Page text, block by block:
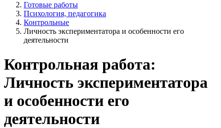
Готовые работы
Психология, педагогика
Контрольные
Личность экспериментатора и особенности его
деятельности
Контрольная работа:
Личность экспериментатора
и особенности его
деятельности